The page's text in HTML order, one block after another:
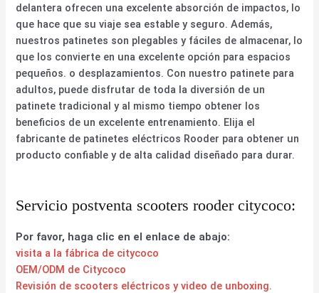
delantera ofrecen una excelente absorción de impactos, lo
que hace que su viaje sea estable y seguro. Además,
nuestros patinetes son plegables y fáciles de almacenar, lo
que los convierte en una excelente opción para espacios
pequeños. o desplazamientos. Con nuestro patinete para
adultos, puede disfrutar de toda la diversión de un
patinete tradicional y al mismo tiempo obtener los
beneficios de un excelente entrenamiento. Elija el
fabricante de patinetes eléctricos Rooder para obtener un
producto confiable y de alta calidad diseñado para durar.
Servicio postventa scooters rooder citycoco:
Por favor, haga clic en el enlace de abajo:
visita a la fábrica de citycoco
OEM/ODM de Citycoco
Revisión de scooters eléctricos y video de unboxing.